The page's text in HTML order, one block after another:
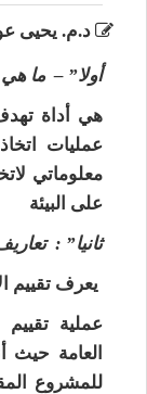
د.م. يحيى
أولا” – ما هي
هي أداة
عمليات
معلوماتي
على البيئة
ثانيا” :
يعرف تقييم
عملية تقييم
العامة حيث
للمشروع